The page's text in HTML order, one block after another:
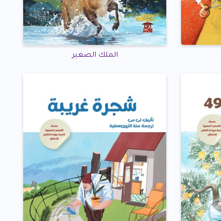
الملك الصغير